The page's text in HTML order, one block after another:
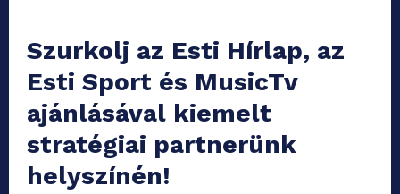
Szurkolj az Esti Hírlap, az
Esti Sport és MusicTv
ajánlásával kiemelt
stratégiai partnerünk
helyszínén!